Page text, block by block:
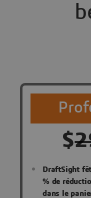
$
DraftSight
% de
dans le